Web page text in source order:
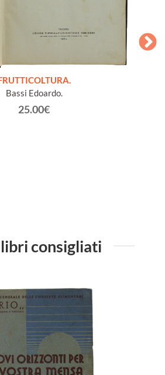
Bassi Edoardo.
25.00€
consigliati